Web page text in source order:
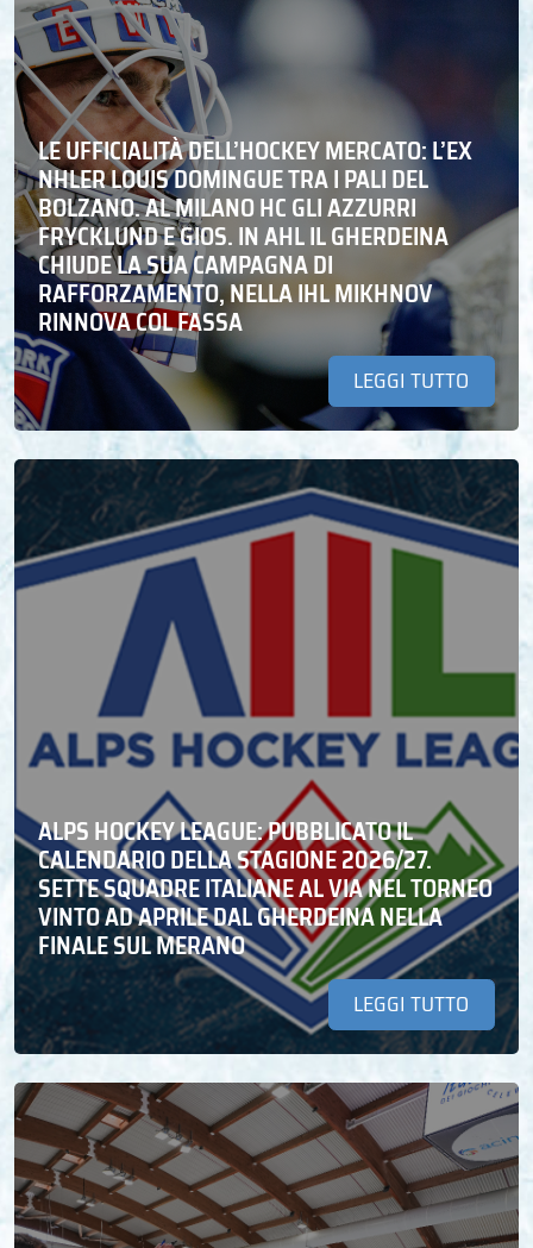
LE UFFICIALITÀ DELL’HOCKEY MERCATO: L’EX
NHLER LOUIS DOMINGUE TRA I PALI DEL
BOLZANO. AL MILANO HC GLI AZZURRI
FRYCKLUND E GIOS. IN AHL IL GHERDEINA
CHIUDE LA SUA CAMPAGNA DI
RAFFORZAMENTO, NELLA IHL MIKHNOV
RINNOVA COL FASSA
LEGGI TUTTO
ALPS HOCKEY LEAGUE: PUBBLICATO IL
CALENDARIO DELLA STAGIONE 2026/27.
SETTE SQUADRE ITALIANE AL VIA NEL TORNEO
VINTO AD APRILE DAL GHERDEINA NELLA
FINALE SUL MERANO
LEGGI TUTTO